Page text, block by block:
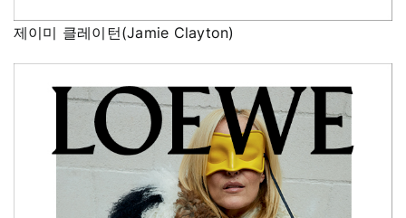
제이미 클레이턴(Jamie Clayton)